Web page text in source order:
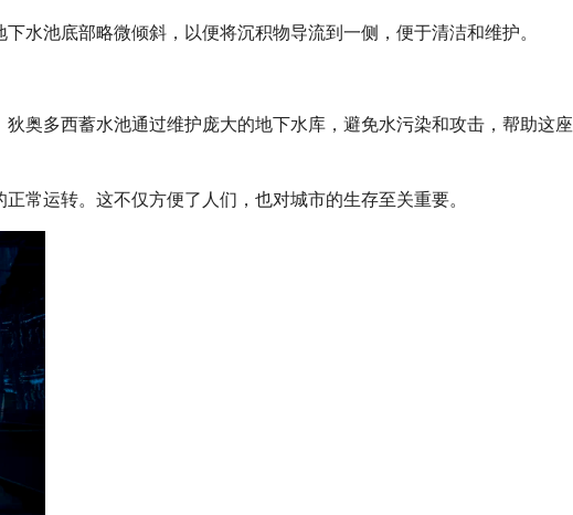
水池底部略微倾斜，以便将沉积物导流到一侧，便于清洁和维护。
奥多西蓄水池通过维护庞大的地下水库，避免水污染和攻击，帮助这座
常运转。这不仅方便了人们，也对城市的生存至关重要。